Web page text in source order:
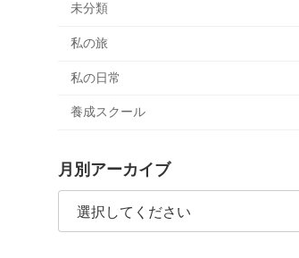
未分類
私の旅
私の日常
養成スクール
月別アーカイブ